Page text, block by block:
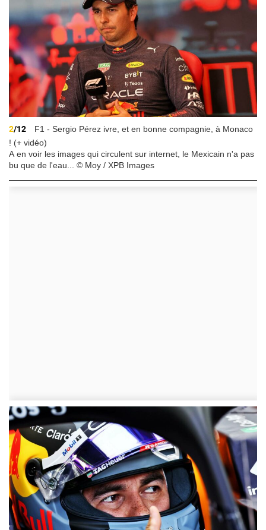
2/12
F1 - Sergio Pérez ivre, et en bonne compagnie, à Monaco
! (+ vidéo)
A en voir les images qui circulent sur internet, le Mexicain n'a pas
bu que de l'eau... © Moy / XPB Images